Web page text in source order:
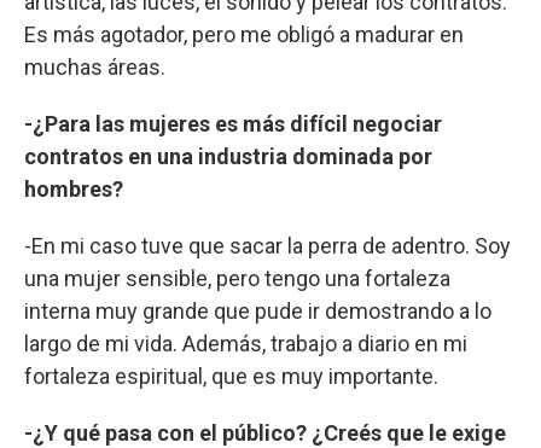
Es más agotador, pero me obligó a madurar en
muchas áreas.
-¿Para las mujeres es más difícil negociar
contratos en una industria dominada por
hombres?
-En mi caso tuve que sacar la perra de adentro. Soy
una mujer sensible, pero tengo una fortaleza
interna muy grande que pude ir demostrando a lo
largo de mi vida. Además, trabajo a diario en mi
fortaleza espiritual, que es muy importante.
-¿Y qué pasa con el público? ¿Creés que le exige